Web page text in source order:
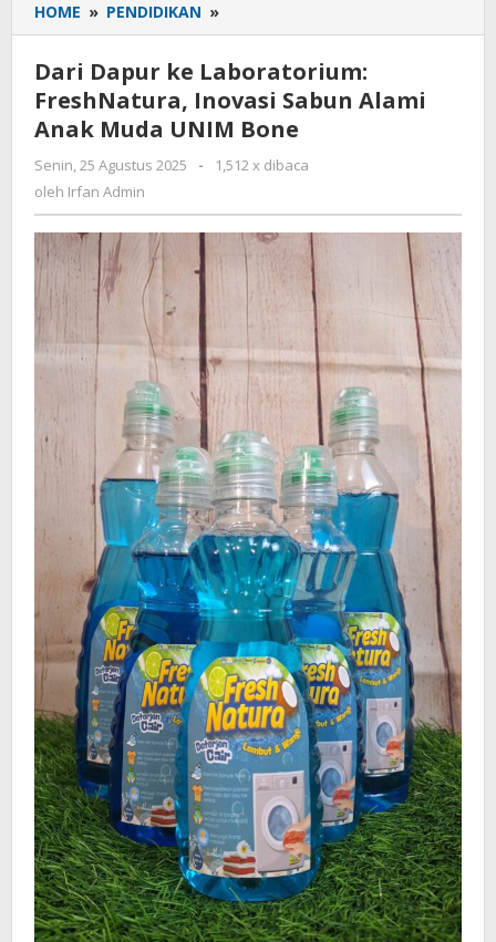
HOME » PENDIDIKAN »
Dapur
ke
Laboratorium:
FreshNatura,
Inovasi
Alami
Muda
UNIM
Bone
Dari Dapur ke Laboratorium:
FreshNatura, Inovasi Sabun Alami
Anak Muda UNIM Bone
Senin, 25 Agustus 2025
oleh
-
1,512 x dibaca
oleh Irfan Admin